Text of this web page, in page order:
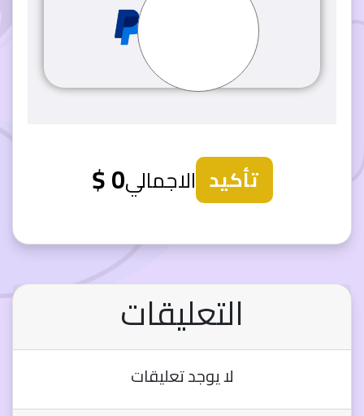
تأكيد الاجمالي0 $
التعليقات
لا يوجد تعليقات